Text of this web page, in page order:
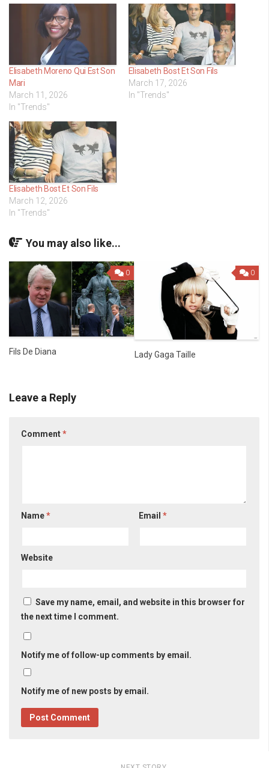
Elisabeth Moreno Qui Est Son
Mari
March 11, 2026
In "Trends"
Elisabeth Bost Et Son Fils
March 17, 2026
In "Trends"
Elisabeth Bost Et Son Fils
March 12, 2026
In "Trends"
You may also like...
0
Fils De Diana
0
Lady Gaga Taille
Leave a Reply
Comment*
Name* Email*
Website
Save my name, email, and website in this browser for
the next time I comment.
Notify me of follow-up comments by email.
Notify me of new posts by email.